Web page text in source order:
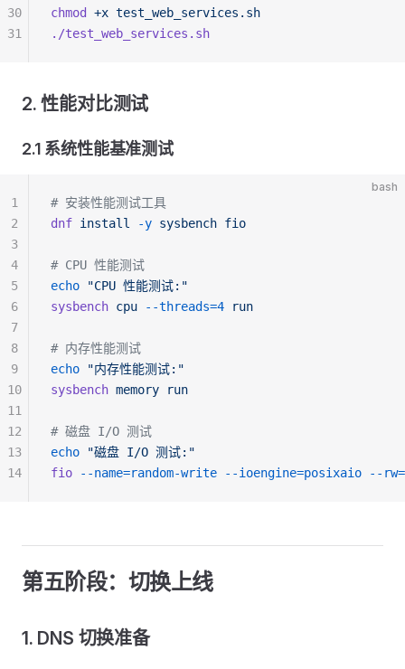
chmod +x test_web_services.sh
./test_web_services.sh
30
31
2. 性能对比测试
2.1 系统性能基准测试
bash
# 安装性能测试工具
dnf install -y sysbench fio
# CPU 性能测试
echo "CPU 性能测试:"
sysbench cpu --threads=4 run
# 内存性能测试
echo "内存性能测试:"
sysbench memory run
# 磁盘 I/O 测试
echo "磁盘 I/O 测试:"
fio --name=random-write --ioengine=posixaio --
1
2
3
4
5
6
7
8
9
10
11
12
13
14
第五阶段：切换上线
1. DNS 切换准备